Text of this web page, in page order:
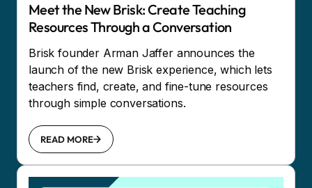
Meet the New Brisk: Create Teaching
Resources Through a Conversation
Brisk founder Arman Jaffer announces the
launch of the new Brisk experience, which lets
teachers find, create, and fine-tune resources
through simple conversations.
READ MORE